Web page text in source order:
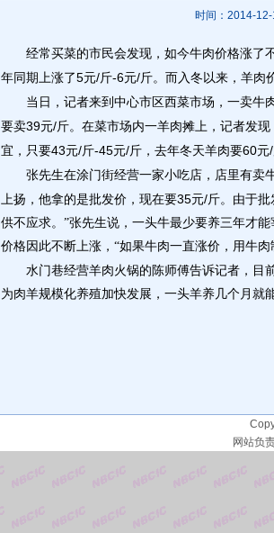
时间：2014-
经常买菜的市民会发现，如今牛肉价格涨了不
年同期上涨了5元/斤-6元/斤。而入冬以来，羊肉
当日，记者来到中心市区西菜市场，一卖牛
要卖39元/斤。在菜市场内一羊肉摊上，记者发
宜，只要43元/斤-45元/斤，去年冬天羊肉要60元/
张先生在涂门街经营一家小吃店，店里有卖
上扬，他拿的是批发价，现在要35元/斤。由于
供不应求。”张先生说，一头牛最少要养三年才
价格因此不断上涨，“如果牛肉一直涨价，用牛肉
水门巷经营羊肉火锅的陈师傅告诉记者，目
为肉羊规模化养殖加快发展，一头羊养几个月就
网站负